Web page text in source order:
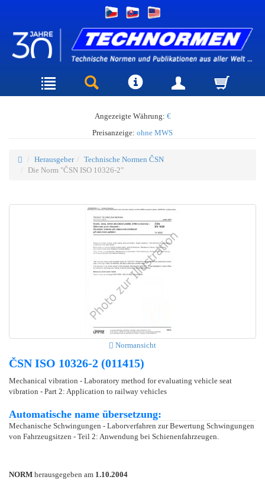
Angezeigte Währung: €
Preisanzeige: ohne MWS
Herausgeber
Technische Normen ČSN
Die Norm "ČSN ISO 10326-2"
Normansicht
ČSN ISO 10326-2 (011415)
Mechanical vibration - Laboratory method for evaluating vehicle seat
vibration - Part 2: Application to railway vehicles
Automatische name übersetzung:
Mechanische Schwingungen - Laborverfahren zur Bewertung Schwingungen
von Fahrzeugsitzen - Teil 2: Anwendung bei Schienenfahrzeugen.
NORM herausgegeben am 1.10.2004